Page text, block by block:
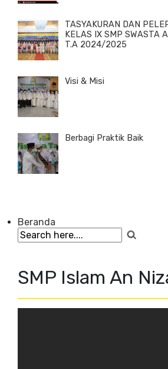
TASYAKURAN DAN
KELAS IX SMP SWASTA
T.A 2024/2025
Visi & Misi
Berbagi Praktik Baik
Beranda
SMP Islam An